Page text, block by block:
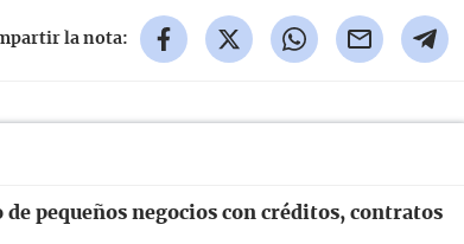
la nota:
pequeños negocios con créditos, contratos